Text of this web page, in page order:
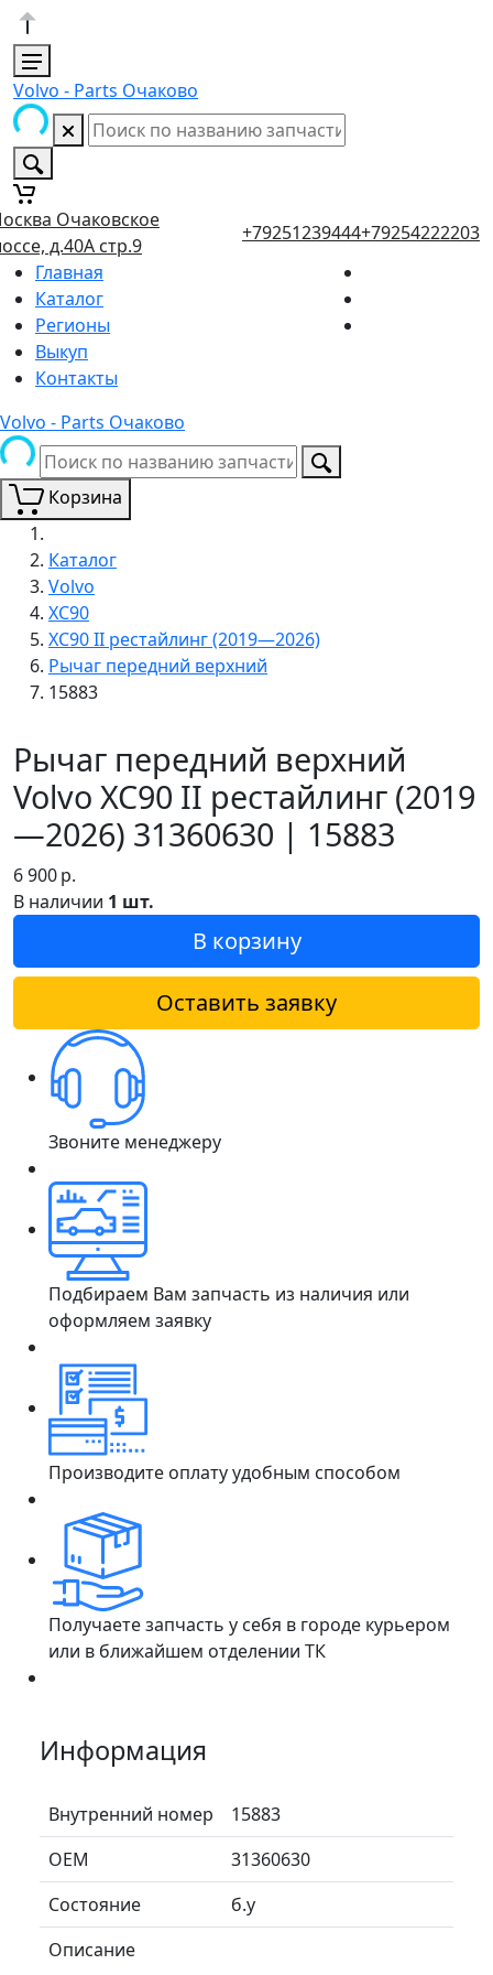
Volvo - Parts Очаково
Очаковское
д.40А стр.9
+79251239444+79254222203
Главная
Каталог
Регионы
Выкуп
Контакты
Volvo - Parts Очаково
Корзина
Каталог
Volvo
XC90
XC90 II рестайлинг (2019—2026)
Рычаг передний верхний
15883
Рычаг передний верхний
Volvo XC90 II рестайлинг (2019
—2026) 31360630 | 15883
6 900р.
В наличии 1 шт.
В корзину
Оставить заявку
Звоните менеджеру
Подбираем Вам запчасть из наличия или
оформляем заявку
Производите оплату удобным способом
Получаете запчасть у себя в городе курьером
или в ближайшем отделении ТК
Информация
Внутренний номер
15883
ОЕМ
31360630
Состояние
б.у
Описание